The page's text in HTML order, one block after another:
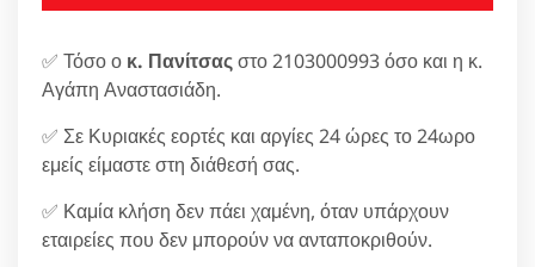
✅ Τόσο ο κ. Πανίτσαςστο 2103000993 όσο και η κ.
Αγάπη Αναστασιάδη.
✅ Σε Κυριακές εορτές και αργίες 24 ώρες το 24ωρο
εμείς είμαστε στη διάθεσή σας.
✅ Καμία κλήση δεν πάει χαμένη, όταν υπάρχουν
εταιρείες που δεν μπορούν να ανταποκριθούν.